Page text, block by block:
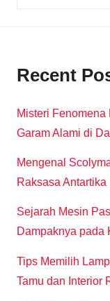
Recent
Misteri
Garam Alami di
Mengenal
Raksasa Antartika
Sejarah Mesin
Dampaknya pada
Tips Memilih
Tamu dan Interior